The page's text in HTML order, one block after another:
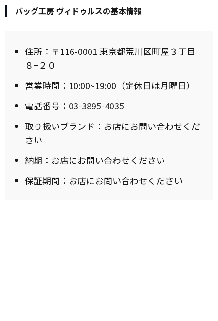
バッグ工房 ヴィドゥルスの基本情報
住所：〒116-0001 東京都荒川区町屋３丁目
８−２０
営業時間：10:00~19:00（定休日は月曜日）
電話番号： 03-3895-4035
取り扱いブランド：お店にお問い合わせくだ
さい
納期：お店にお問い合わせください
保証期間：お店にお問い合わせください